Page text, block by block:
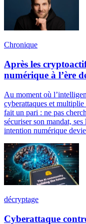
Chronique
Après les
numérique à l’ère
Au moment où
cyberattaques et multiplie
fait un pari : ne pas
sécuriser son mandat,
intention numérique
décryptage
Cyberattaque